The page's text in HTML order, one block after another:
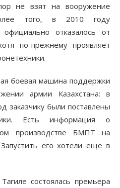
не взят на вооружение
того, в 2010 году
отказалось от
по-прежнему проявляет
боевая машина поддержки
армии Казахстана: в
заказчику были поставлены
Есть информация о
производстве БМПТ на
его хотели еще в
состоялась премьера